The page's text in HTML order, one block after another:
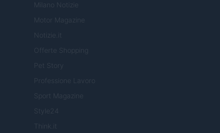
Milano Notizie
Motor Magazine
Notizie.it
Offerte Shopping
Pet Story
Professione Lavoro
Sport Magazine
Style24
Think.it